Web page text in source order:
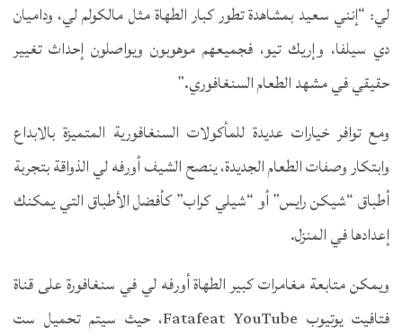
لي: “إنني سعيد بمشاهدة تطور كبار الطهاة مثل مالكولم لي، وداميان
دي سيلفا، وإريك تيو، فجميعهم موهوبون ويواصلون إحداث تغيير
حقيقي في مشهد الطعام السنغافوري.”
ومع توافر خيارات عديدة للمأكولات السنغافورية المتميزة بالابداع
وابتكار وصفات الطعام الجديدة، ينصح الشيف أورفه لي الذواقة بتجربة
أطباق “شيكن رايس” أو “شيلي كراب” كأفضل الأطباق التي يمكنك
إعدادها في المنزل.
ويمكن متابعة مغامرات كبير الطهاة أورفه لي في سنغافورة على قناة
فتافيت يوتيوب Fatafeat YouTube، حيث سيتم تحميل ست